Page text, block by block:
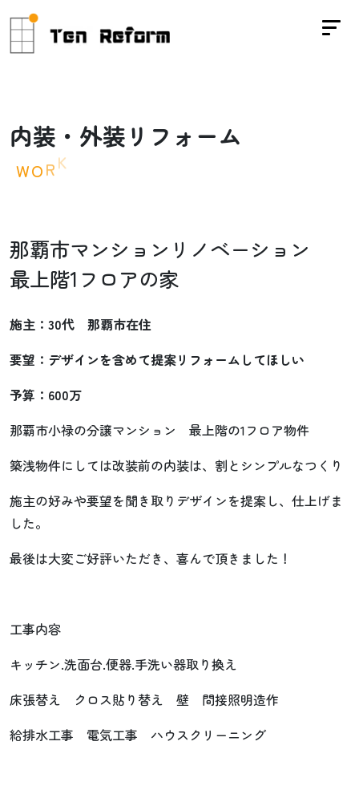
内装 ・ 外装リ フ ォーム
WORK
那覇市マンションリノベーション
最上階1フロアの家
施主：30代 那覇市在住
要望：デザインを含めて提案リフォームしてほしい
予算：600万
那覇市小禄の分譲マンション 最上階の1フロア物件
築浅物件にしては改装前の内装は、割とシンプルなつくり
施主の好みや要望を聞き取りデザインを提案し、仕上げま
した。
最後は大変ご好評いただき、喜んで頂きました！
工事内容
キッチン.洗面台.便器.手洗い器取り換え
床張替え クロス貼り替え 壁 間接照明造作
給排水工事 電気工事 ハウスクリーニング